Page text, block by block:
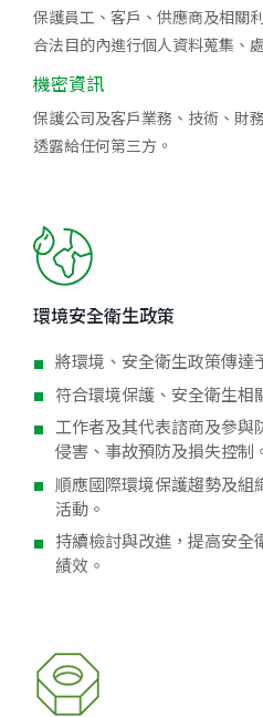
保護員工、客戶、供應商及相關
合法目的內進行個人資料蒐集、
機密資訊
保護公司及客戶業務、技術、財
透露給任何第三方。
環境安全衛生政策
將環境、安全衛生政策傳達
符合環境保護、安全衛生相
工作者及其代表諮商及參與
侵害、事故預防及損失控制
順應國際環境保護趨勢及組
活動。
持續檢討與改進，提高安全
績效。